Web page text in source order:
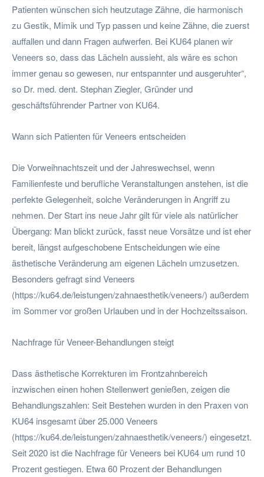
Patienten wünschen sich heutzutage Zähne, die harmonisch
zu Gestik, Mimik und Typ passen und keine Zähne, die zuerst
auffallen und dann Fragen aufwerfen. Bei KU64 planen wir
Veneers so, dass das Lächeln aussieht, als wäre es schon
immer genau so gewesen, nur entspannter und ausgeruhter“,
so Dr. med. dent. Stephan Ziegler, Gründer und
geschäftsführender Partner von KU64.
Wann sich Patienten für Veneers entscheiden
Die Vorweihnachtszeit und der Jahreswechsel, wenn
Familienfeste und berufliche Veranstaltungen anstehen, ist die
perfekte Gelegenheit, solche Veränderungen in Angriff zu
nehmen. Der Start ins neue Jahr gilt für viele als natürlicher
Übergang: Man blickt zurück, fasst neue Vorsätze und ist eher
bereit, längst aufgeschobene Entscheidungen wie eine
ästhetische Veränderung am eigenen Lächeln umzusetzen.
Besonders gefragt sind Veneers
(https://ku64.de/leistungen/zahnaesthetik/veneers/) außerdem
im Sommer vor großen Urlauben und in der Hochzeitssaison.
Nachfrage für Veneer-Behandlungen steigt
Dass ästhetische Korrekturen im Frontzahnbereich
inzwischen einen hohen Stellenwert genießen, zeigen die
Behandlungszahlen: Seit Bestehen wurden in den Praxen von
KU64 insgesamt über 25.000 Veneers
(https://ku64.de/leistungen/zahnaesthetik/veneers/) eingesetzt.
Seit 2020 ist die Nachfrage für Veneers bei KU64 um rund 10
Prozent gestiegen. Etwa 60 Prozent der Behandlungen